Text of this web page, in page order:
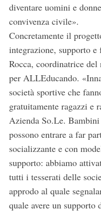
diventare uomini e
convivenza civile».
Concretamente il
integrazione, supporto
Rocca, coordinatrice
per ALLEducando.
società sportive che
gratuitamente ragazzi e
Azienda So.Le.
possono entrare a far
socializzante e con
supporto: abbiamo
tutti i tesserati delle
approdo al quale
quale avere un supporto